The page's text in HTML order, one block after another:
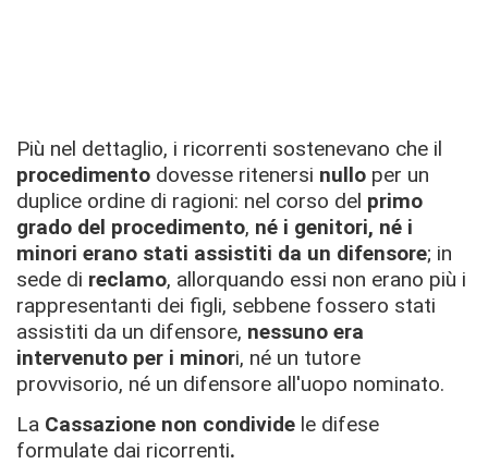
Più nel dettaglio, i ricorrenti sostenevano che il
procedimento dovesse ritenersi nullo per un
duplice ordine di ragioni: nel corso del primo
grado del procedimento, né i genitori, né i
minori erano stati assistiti da un difensore; in
sede di reclamo, allorquando essi non erano più i
rappresentanti dei figli, sebbene fossero stati
assistiti da un difensore, nessuno era
intervenuto per i minori, né un tutore
provvisorio, né un difensore all'uopo nominato.
La Cassazione non condivide le difese
formulate dai ricorrenti.